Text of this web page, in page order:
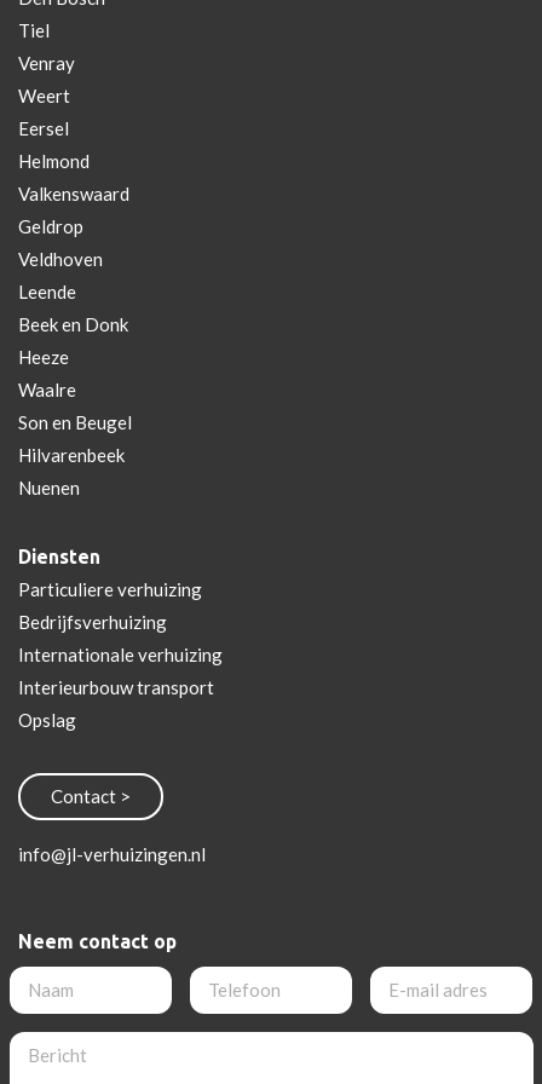
Tiel
Venray
Weert
Eersel
Helmond
Valkenswaard
Geldrop
Veldhoven
Leende
Beek en Donk
Heeze
Waalre
Son en Beugel
Hilvarenbeek
Nuenen
Diensten
Particuliere verhuizing
Bedrijfsverhuizing
Internationale verhuizing
Interieurbouw transport
Opslag
info@jl-verhuizingen.nl
Neem contact op